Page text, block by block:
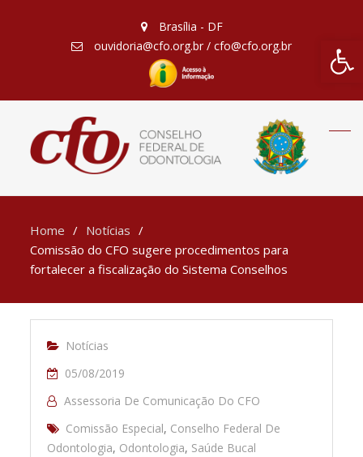
Barra
Brasília - DF
ouvidoria@cfo.org.br / cfo@cfo.org.br
Home
Notícias
Comissão do CFO sugere procedimentos para
fortalecer a fiscalização do Sistema Conselhos
Notícias
05/08/2019
Assessoria De Comunicação Do CFO
Comissão Especial, Conselho Federal De
Odontologia, Odontologia, Saúde Bucal